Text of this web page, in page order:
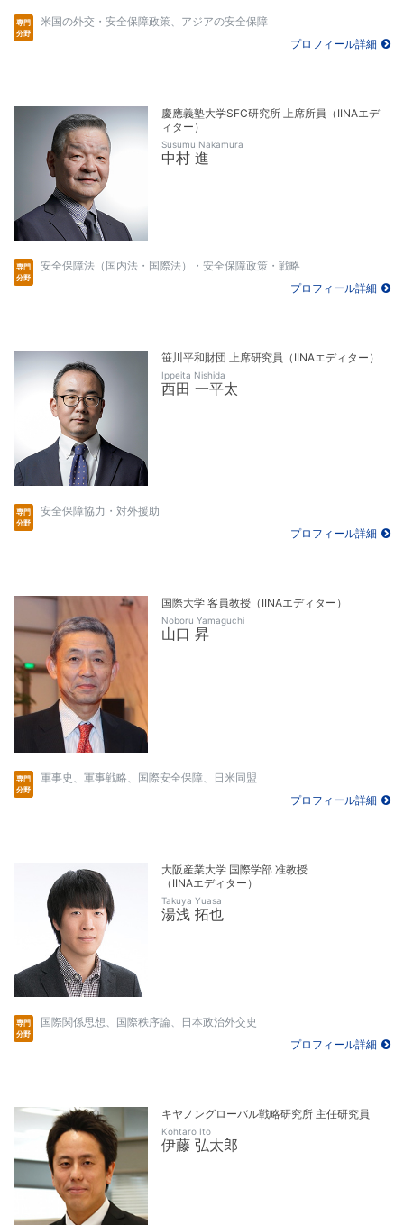
米国の外交・安全保障政策、アジアの安全保障
プロフィール詳細
慶應義塾大学SFC研究所 上席所員（IINAエデ
ィター）
Susumu Nakamura
中村 進
安全保障法（国内法・国際法）・安全保障政策・戦略
プロフィール詳細
笹川平和財団 上席研究員（IINAエディター）
Ippeita Nishida
西田 一平太
安全保障協力・対外援助
プロフィール詳細
国際大学 客員教授（IINAエディター）
Noboru Yamaguchi
山口 昇
軍事史、軍事戦略、国際安全保障、日米同盟
プロフィール詳細
大阪産業大学 国際学部 准教授
（IINAエディター）
Takuya Yuasa
湯浅 拓也
国際関係思想、国際秩序論、日本政治外交史
プロフィール詳細
キヤノングローバル戦略研究所 主任研究員
Kohtaro Ito
伊藤 弘太郎